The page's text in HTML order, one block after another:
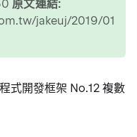
原文連結:
jakeuj/2019/01/
式開發框架 No.12 複數